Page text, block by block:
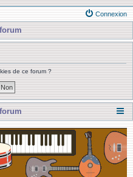
Connexion
de ce forum ?